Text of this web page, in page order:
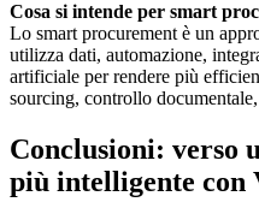
Cosa si intende per smart
Lo smart procurement è un
utilizza dati, automazione,
artificiale per rendere più
sourcing, controllo
Conclusioni: verso
più intelligente con